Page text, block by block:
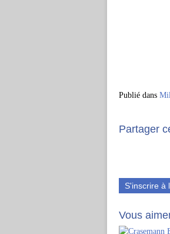
Publié dans
Partager
S'inscrire à
Vous